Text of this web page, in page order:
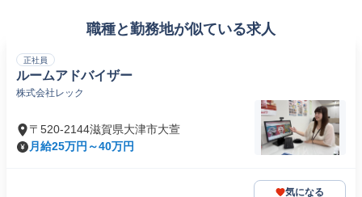
職種と勤務地が似ている求人
正社員
ルームアドバイザー
株式会社レック
〒520-2144滋賀県大津市大萱
月給25万円～40万円
気になる